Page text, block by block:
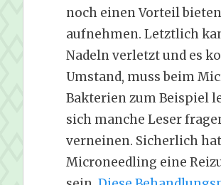
noch einen Vorteil
aufnehmen. Letztlich
Nadeln verletzt und es
Umstand, muss beim
Bakterien zum Beispiel
sich manche Leser
verneinen. Sicherlich
Microneedling eine